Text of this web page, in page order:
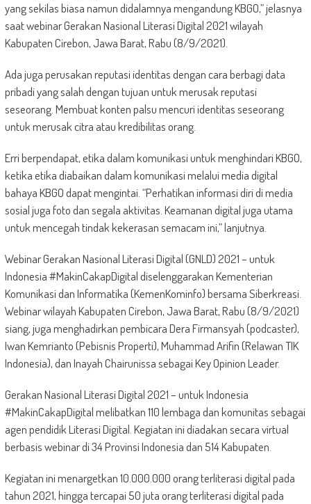
yang sekilas biasa namun didalamnya mengandung KBGO,” jelasnya
saat webinar Gerakan Nasional Literasi Digital 2021 wilayah
Kabupaten Cirebon, Jawa Barat, Rabu (8/9/2021).
Ada juga perusakan reputasi identitas dengan cara berbagi data
pribadi yang salah dengan tujuan untuk merusak reputasi
seseorang. Membuat konten palsu mencuri identitas seseorang
untuk merusak citra atau kredibilitas orang.
Erri berpendapat, etika dalam komunikasi untuk menghindari KBGO,
ketika etika diabaikan dalam komunikasi melalui media digital
bahaya KBGO dapat mengintai. “Perhatikan informasi diri di media
sosial juga foto dan segala aktivitas. Keamanan digital juga utama
untuk mencegah tindak kekerasan semacam ini,” lanjutnya.
Webinar Gerakan Nasional Literasi Digital (GNLD) 2021 – untuk
Indonesia #MakinCakapDigital diselenggarakan Kementerian
Komunikasi dan Informatika (KemenKominfo) bersama Siberkreasi.
Webinar wilayah Kabupaten Cirebon, Jawa Barat, Rabu (8/9/2021)
siang, juga menghadirkan pembicara Dera Firmansyah (podcaster),
Iwan Kemrianto (Pebisnis Properti), Muhammad Arifin (Relawan TIK
Indonesia), dan Inayah Chairunissa sebagai Key Opinion Leader.
Gerakan Nasional Literasi Digital 2021 – untuk Indonesia
#MakinCakapDigital melibatkan 110 lembaga dan komunitas sebagai
agen pendidik Literasi Digital. Kegiatan ini diadakan secara virtual
berbasis webinar di 34 Provinsi Indonesia dan 514 Kabupaten.
Kegiatan ini menargetkan 10.000.000 orang terliterasi digital pada
tahun 2021, hingga tercapai 50 juta orang terliterasi digital pada